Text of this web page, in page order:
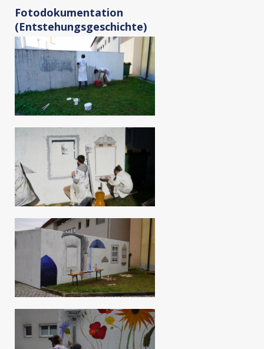
Fotodokumentation
(Entstehungsgeschichte)